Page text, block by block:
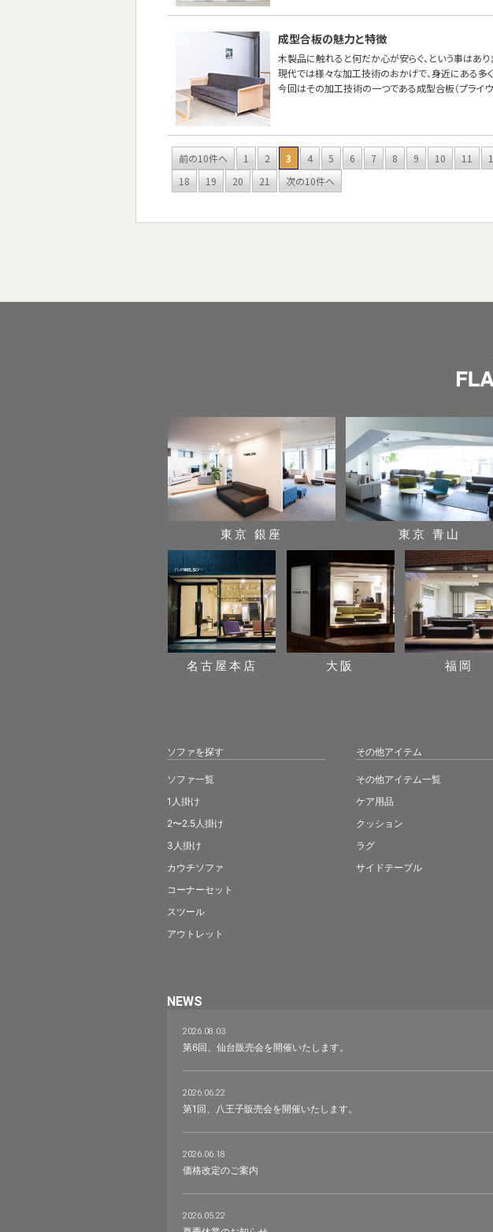
成型合板の魅力と特徴
木製品に触れると何だか心が安らぐ、という事はあり
現代では様々な加工技術のおかげで、身近にある多
今回はその加工技術の一つである成型合板（プライ
前の10件へ 1 2 3 4 5 6 7 8 9 10 11
18
19 20 21 次の10件へ
東京 銀座 東京 青山
名古屋本店 大阪 福岡
ソファを探す
ソファ一覧
1人掛け
2〜2.5人掛け
3人掛け
カウチソファ
コーナーセット
スツール
アウトレット
その他アイテム
その他アイテム一覧
ケア用品
クッション
ラグ
サイドテーブル
NEWS
2026.08.03
第6回、仙台販売会を開催いたします。
2026.06.22
第1回、八王子販売会を開催いたします。
2026.06.18
価格改定のご案内
2026.05.22